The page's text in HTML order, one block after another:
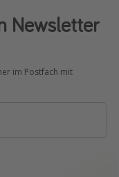
Newsletter
im Postfach mit